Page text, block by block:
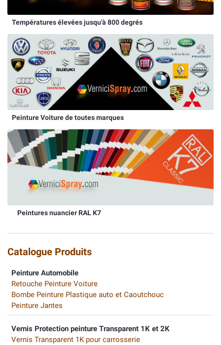
Températures élevées jusqu'à 800 degrés
Peinture Voiture de toutes marques
Peintures nuancier RAL K7
Catalogue Produits
Peinture Automobile
Retouche Peinture Voiture
Bombe Peinture Plastique auto et Caoutchouc
Peinture Jantes
Vernis Protection peinture Transparent 1K et 2K
Vernis Transparent 1K pour carrosserie